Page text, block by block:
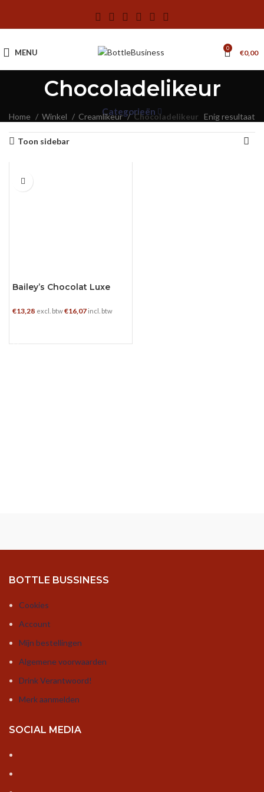
MENU 0 €0,00
Chocoladelikeur
Categorieën
Home Winkel Creamlikeur Chocoladelikeur Enig resultaat
Toon sidebar
0.5 L
Bailey’s Chocolat Luxe
€13,28 excl. btw€16,07 incl. btw
BOTTLE BUSSINESS
Cookies
Account
Mijn bestellingen
Algemene voorwaarden
Drink Verantwoord!
Merk aanmelden
SOCIAL MEDIA